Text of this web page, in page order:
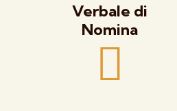
Verbale di
Nomina